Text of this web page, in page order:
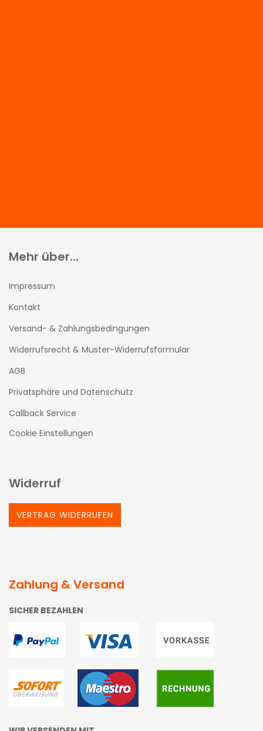
Mehr über...
Impressum
Kontakt
Versand- & Zahlungsbedingungen
Widerrufsrecht & Muster-Widerrufsformular
AGB
Privatsphäre und Datenschutz
Callback Service
Cookie Einstellungen
Widerruf
VERTRAG WIDERRUFEN
Zahlung & Versand
SICHER BEZAHLEN